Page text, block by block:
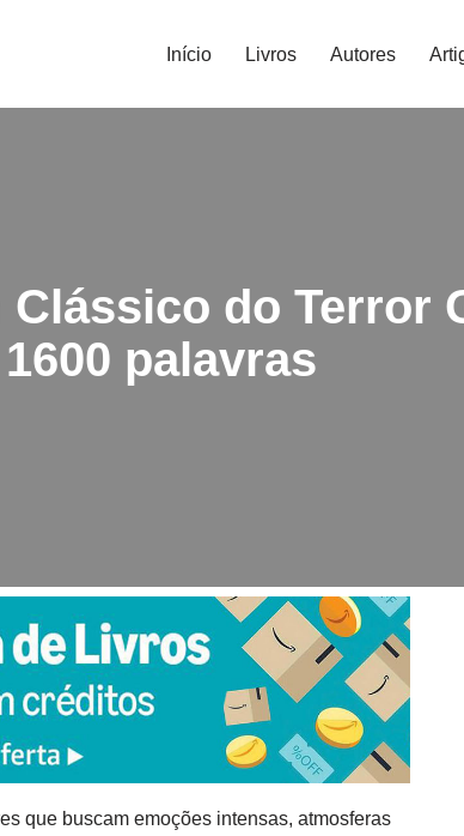
Início Livros Autores
do Terror
palavras
que buscam emoções intensas, atmosferas